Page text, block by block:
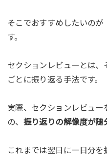
そこでおすすめしたいのが
す。
セクションレビューとは、
ごとに振り返る手法です。
実際、セクションレビュー
の、 振り返りの解像度が随
これまでは翌日に一日分